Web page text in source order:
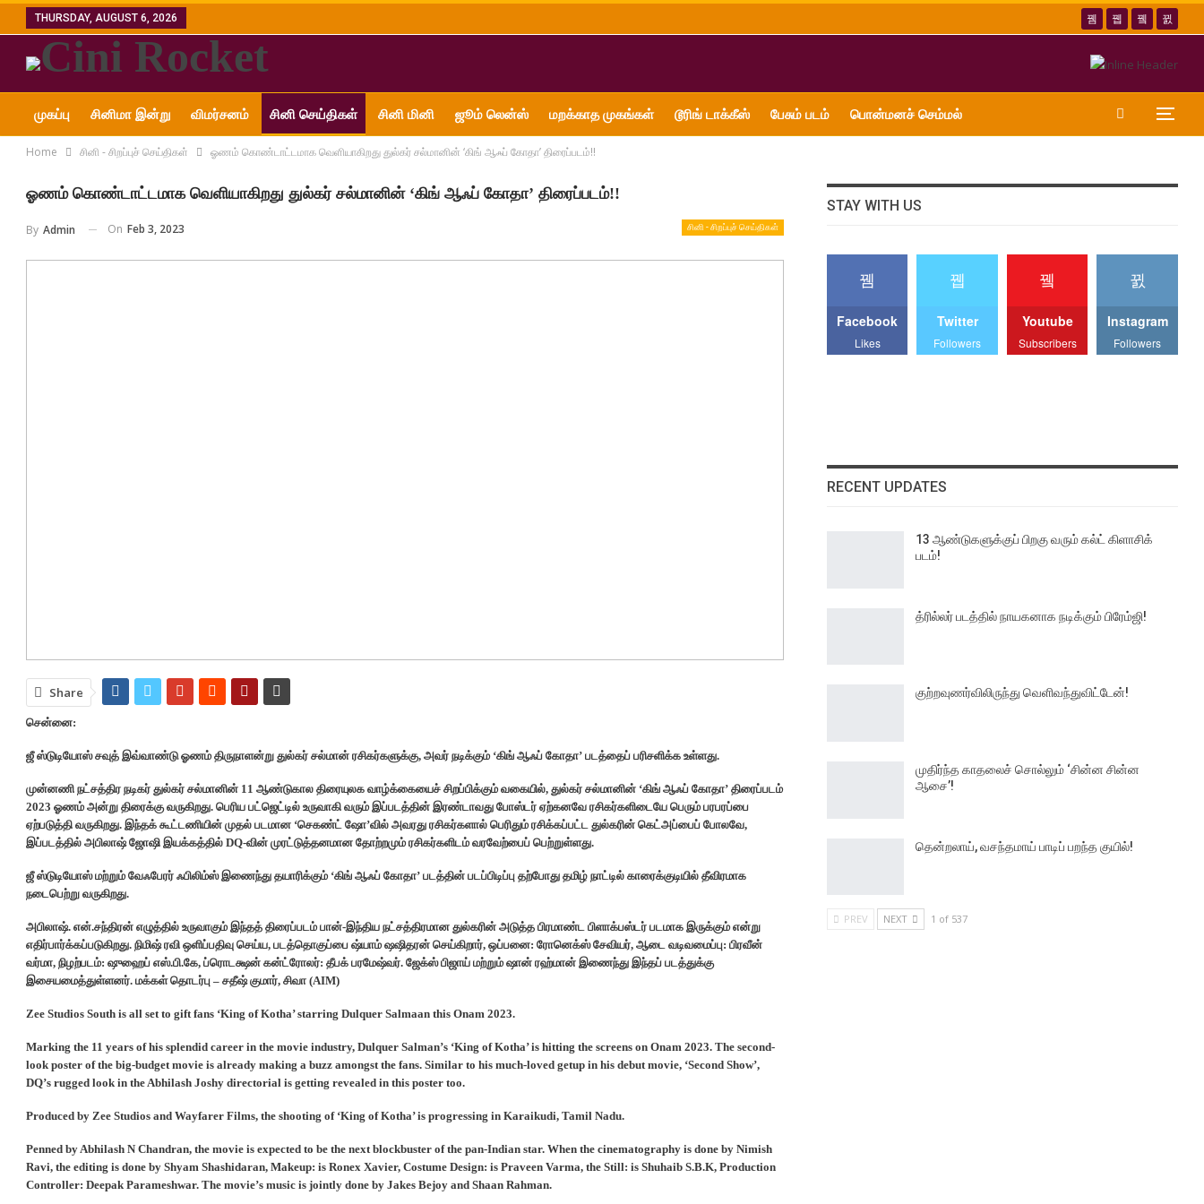
THURSDAY, AUGUST 6, 2026
முகப்பு சினிமா இன்று விமர்சனம் சினி செய்திகள் சினி மினி ஜூம் லென்ஸ் மறக்காத முகங்கள் டூரிங் டாக்கீஸ் பேசும் படம் பொன்மனச் செம்மல்
அன்னை ஜானகி எம்.ஜி.ஆர்
Home சினி - சிறப்புச் செய்திகள் ஓணம் கொண்டாட்டமாக வெளியாகிறது துல்கர் சல்மானின் ‘கிங் ஆஃப் கோதா’ திரைப்படம்!!
ஓணம் கொண்டாட்டமாக வெளியாகிறது துல்கர் சல்மானின் ‘கிங் ஆஃப் கோதா’ திரைப்படம்!!
சினி - சிறப்புச் செய்திகள்
By Admin On Feb 3, 2023
Share
சென்னை:
ஜீ ஸ்டுடியோஸ் சவுத் இவ்வாண்டு ஓணம் திருநாளன்று துல்கர் சல்மான் ரசிகர்களுக்கு, அவர் நடிக்கும் ‘கிங் ஆஃப் கோதா’ படத்தைப் பரிசளிக்க உள்ளது.
முன்னணி நட்சத்திர நடிகர் துல்கர் சல்மானின் 11 ஆண்டுகால திரையுலக வாழ்க்கையைச் சிறப்பிக்கும் வகையில், துல்கர் சல்மானின் ‘கிங் ஆஃப் கோதா’ திரைப்படம்
2023 ஓணம் அன்று திரைக்கு வருகிறது. பெரிய பட்ஜெட்டில் உருவாகி வரும் இப்படத்தின் இரண்டாவது போஸ்டர் ஏற்கனவே ரசிகர்களிடையே பெரும் பரபரப்பை
ஏற்படுத்தி வருகிறது. இந்தக் கூட்டணியின் முதல் படமான ‘செகண்ட் ஷோ’வில் அவரது ரசிகர்களால் பெரிதும் ரசிக்கப்பட்ட துல்கரின் கெட்அப்பைப் போலவே,
இப்படத்தில் அபிலாஷ் ஜோஷி இயக்கத்தில் DQ-வின் முரட்டுத்தனமான தோற்றமும் ரசிகர்களிடம் வரவேற்பைப் பெற்றுள்ளது.
ஜீ ஸ்டுடியோஸ் மற்றும் வேஃபேரர் ஃபிலிம்ஸ் இணைந்து தயாரிக்கும் ‘கிங் ஆஃப் கோதா’ படத்தின் படப்பிடிப்பு தற்போது தமிழ் நாட்டில் காரைக்குடியில் தீவிரமாக
நடைபெற்று வருகிறது.
அபிலாஷ். என்.சந்திரன் எழுத்தில் உருவாகும் இந்தத் திரைப்படம் பான்-இந்திய நட்சத்திரமான துல்கரின் அடுத்த பிரமாண்ட பிளாக்பஸ்டர் படமாக இருக்கும் என்று
எதிர்பார்க்கப்படுகிறது. நிமிஷ் ரவி ஒளிப்பதிவு செய்ய, படத்தொகுப்பை ஷ்யாம் ஷஷிதரன் செய்கிறார், ஒப்பனை: ரோனெக்ஸ் சேவியர், ஆடை வடிவமைப்பு: பிரவீன்
வர்மா, நிழற்படம்: ஷுஹைப் எஸ்.பி.கே, ப்ரொடக்ஷன் கன்ட்ரோலர்: தீபக் பரமேஷ்வர். ஜேக்ஸ் பிஜாய் மற்றும் ஷான் ரஹ்மான் இணைந்து இந்தப் படத்துக்கு
இசையமைத்துள்ளனர். மக்கள் தொடர்பு – சதீஷ் குமார், சிவா (AIM)
Zee Studios South is all set to gift fans ‘King of Kotha’ starring Dulquer Salmaan this Onam 2023.
Marking the 11 years of his splendid career in the movie industry, Dulquer Salman’s ‘King of Kotha’ is hitting the screens on Onam 2023. The second-
look poster of the big-budget movie is already making a buzz amongst the fans. Similar to his much-loved getup in his debut movie, ‘Second Show’,
DQ’s rugged look in the Abhilash Joshy directorial is getting revealed in this poster too.
Produced by Zee Studios and Wayfarer Films, the shooting of ‘King of Kotha’ is progressing in Karaikudi, Tamil Nadu.
Penned by Abhilash N Chandran, the movie is expected to be the next blockbuster of the pan-Indian star. When the cinematography is done by Nimish
Ravi, the editing is done by Shyam Shashidaran, Makeup: is Ronex Xavier, Costume Design: is Praveen Varma, the Still: is Shuhaib S.B.K, Production
Controller: Deepak Parameshwar. The movie’s music is jointly done by Jakes Bejoy and Shaan Rahman.
STAY WITH US
Facebook
Likes
Twitter
Followers
Youtube
Subscribers
Instagram
Followers
RECENT UPDATES
13 ஆண்டுகளுக்குப் பிறகு வரும் கல்ட் கிளாசிக்
படம்!
த்ரில்லர் படத்தில் நாயகனாக நடிக்கும் பிரேம்ஜி!
குற்றவுணர்விலிருந்து வெளிவந்துவிட்டேன்!
முதிர்ந்த காதலைச் சொல்லும் ‘சின்ன சின்ன
ஆசை’!
தென்றலாய், வசந்தமாய் பாடிப் பறந்த குயில்!
PREV NEXT 1 of 537